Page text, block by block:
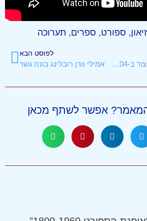
, ספורט, ספרים, תערוכה
מה לבשו פועלות ייצור ב-1904?
לפוסט הבא
אמילי וורן רובלינג בונה גשר
אפשר לשתף מכאן